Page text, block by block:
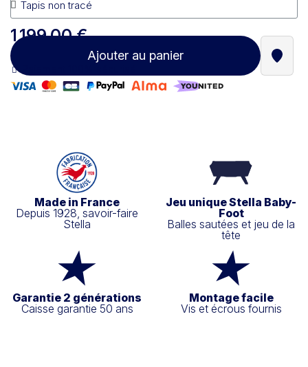
1 199,00 €
Ajouter au panier
Made in France
Depuis 1928, savoir-faire
Stella
Jeu unique Stella Baby-
Foot
Balles sautées et jeu de la
tête
Garantie 2 générations
Caisse garantie 50 ans
Montage facile
Vis et écrous fournis